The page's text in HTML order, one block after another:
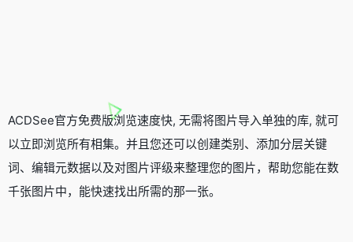
ACDSee官方免费版浏览速度快, 无需将图片导入单独的库, 就可
以立即浏览所有相集。并且您还可以创建类别、添加分层关键
词、编辑元数据以及对图片评级来整理您的图片，帮助您能在数
千张图片中，能快速找出所需的那一张。